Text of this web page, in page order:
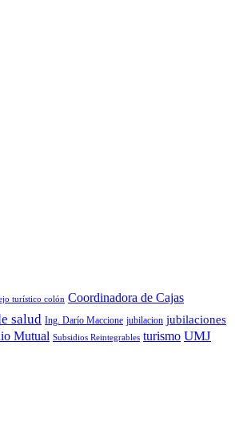
turístico colón Coordinadora de Cajas
salud Ing. Darío Maccione jubilacion jubilaciones
Mutual Subsidios Reintegrables turismo UMJ